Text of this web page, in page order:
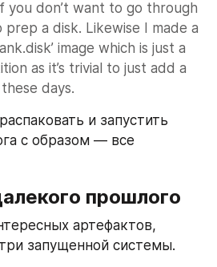
you don’t want to go through
prep a disk. Likewise I made a
image which is just a
as it’s trivial to just add a
days.
и запустить
с образом — все
прошлого
артефактов,
запущенной системы.